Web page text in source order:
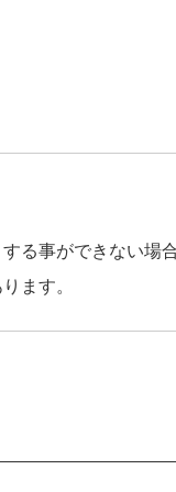
る事ができない場
ます。